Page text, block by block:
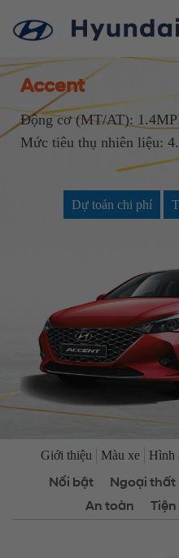
Accent
Động cơ (MT/AT):
Mức tiêu thụ nhiên liệu:
Dự toán chi phí
Giới thiệu Màu xe Hình
Nổi bật Ngoại thất
An toàn